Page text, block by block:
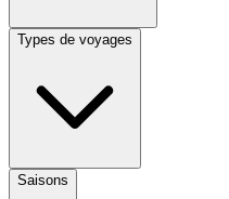
Types de voyages
Saisons